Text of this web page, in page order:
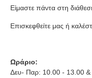
Είμαστε πάντα στη
Επισκεφθείτε μας ή
Ωράριο:
Δευ- Παρ: 10.00 - 13.00